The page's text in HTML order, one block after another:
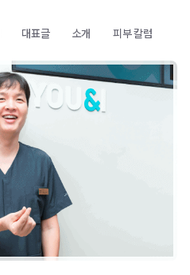
대표글 소개 피부 칼럼